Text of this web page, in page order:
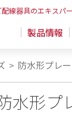
線器具のエキスパ
製品情報
> 防水形プレ
水形プ